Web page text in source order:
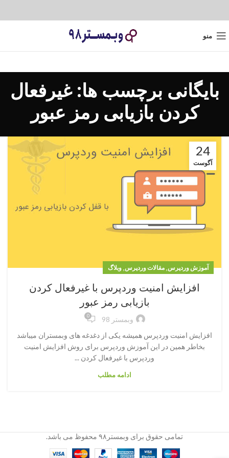
منو
بایگانی برچسب ها: غیرفعال
کردن بازیابی رمز عبور
24
آگوست
آموزش وردپرس, مقالات وردپرس, وبلاگ
افزایش امنیت وردپرس با غیرفعال کردن
بازیابی رمز عبور
وبمستر 98 0
افزایش امنیت وردپرس همیشه یکی از دغدغه های وبمستران میباشد
بخاطر همین در این آموزش وردپرس برای روش افزایش امنیت
وردپرس با غیرفعال کردن ...
ادامه مطلب
تمامی حقوق برای وبمستر۹۸ محفوظ می باشد.